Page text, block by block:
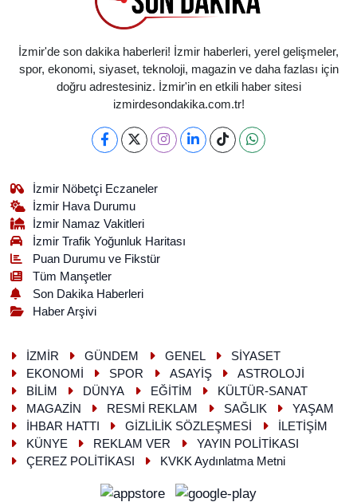
İzmir'de son dakika haberleri! İzmir haberleri, yerel gelişmeler,
spor, ekonomi, siyaset, teknoloji, magazin ve daha fazlası için
doğru adrestesiniz. İzmir'in en etkili haber sitesi
izmirdesondakika.com.tr!
İzmir Nöbetçi Eczaneler
İzmir Hava Durumu
İzmir Namaz Vakitleri
İzmir Trafik Yoğunluk Haritası
Puan Durumu ve Fikstür
Tüm Manşetler
Son Dakika Haberleri
Haber Arşivi
İZMİR GÜNDEM GENEL
SİYASET
EKONOMİ
SPOR ASAYİŞ
ASTROLOJİ
BİLİM
DÜNYA EĞİTİM
KÜLTÜR-SANAT
MAGAZİN
RESMİ REKLAM SAĞLIK
YAŞAM
İHBAR HATTI
GİZLİLİK SÖZLEŞMESİ
İLETİŞİM
KÜNYE
REKLAM VER
YAYIN POLİTİKASI
ÇEREZ POLİTİKASI
KVKK Aydınlatma Metni